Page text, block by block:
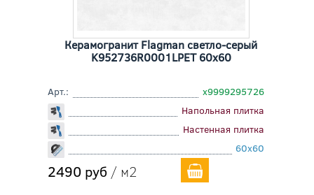
Керамогранит Flagman светло-серый
K952736R0001LPET 60x60
Арт.:
х9999295726
Напольная плитка
Настенная плитка
60x60
2490 руб / м2